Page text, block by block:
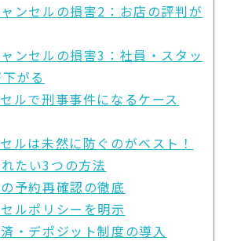
ンセルの損害2：お店の評判が
ンセルの損害3：社員・スタッ
がる
ルで刑事事件になるケース
ルは未然に防ぐのがベスト！
たい3つの方法
予約再確認の徹底
ルポリシーを明示
・デポジット制度の導入